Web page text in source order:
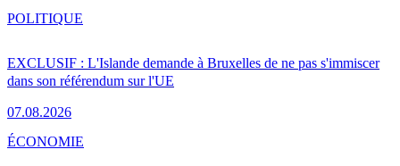
EXCLUSIF : L'Islande demande à Bruxelles de ne pas s'immiscer
dans son référendum sur l'UE
07.08.2026
POLITIQUE
ÉCONOMIE